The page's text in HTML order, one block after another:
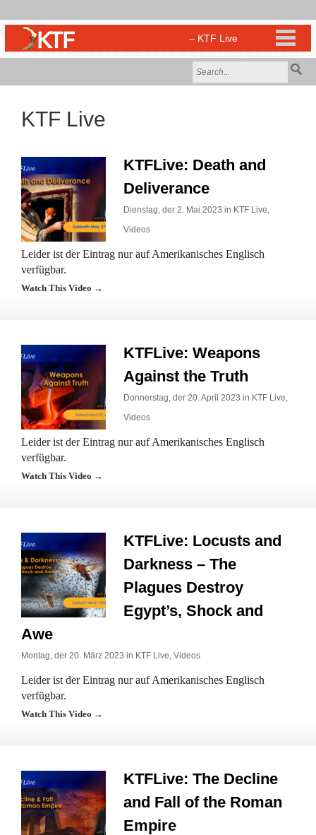
KTF Live
KTFLive: Death and
Deliverance
Dienstag, der 2. Mai 2023 in KTF Live,
Videos
Leider ist der Eintrag nur auf Amerikanisches Englisch
verfügbar.
Watch This Video →
KTFLive: Weapons
Against the Truth
Donnerstag, der 20. April 2023 in KTF Live,
Videos
Leider ist der Eintrag nur auf Amerikanisches Englisch
verfügbar.
Watch This Video →
KTFLive: Locusts and
Darkness – The
Plagues Destroy
Egypt’s, Shock and
Awe
Montag, der 20. März 2023 in KTF Live, Videos
Leider ist der Eintrag nur auf Amerikanisches Englisch
verfügbar.
Watch This Video →
KTFLive: The Decline
and Fall of the Roman
Empire